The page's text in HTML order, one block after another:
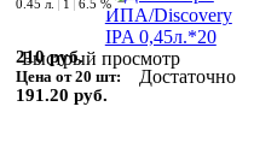
Быстрый просмотр
0.45 л. 1 6.5 %
210 руб.
Цена от 20 шт:
191.20 руб.
Достаточно